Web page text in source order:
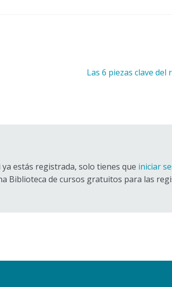
Siguiente:
Las 6 piezas clave
estás registrada, solo tienes que iniciar
Biblioteca de cursos gratuitos para las